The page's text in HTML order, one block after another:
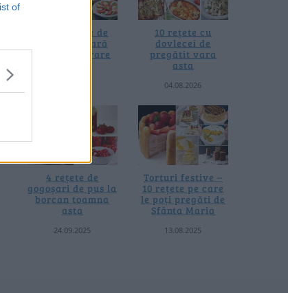
of
20 de rețete de
salate de vară
fără prelucrare
10 rețete cu
dovlecei de
pregătit vara
asta
04.08.2026
4 rețete de
gogoșari de pus la
borcan toamna
asta
24.09.2025
Torturi festive –
10 rețete pe care
le poți pregăti de
Sfânta Maria
13.08.2025